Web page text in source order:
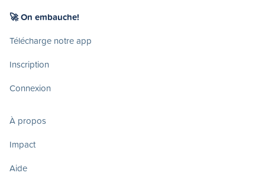
🚀 On embauche!
Télécharge notre app
Inscription
Connexion
À propos
Impact
Aide